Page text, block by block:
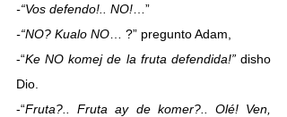
-“Vos defendo!.. NO! …”
-“NO? Kualo NO … ?” pregunto Adam,
-“Ke NO komej de la fruta defendida!” disho
Dio.
-“Fruta?.. Fruta ay de komer?.. Olé! Ven,